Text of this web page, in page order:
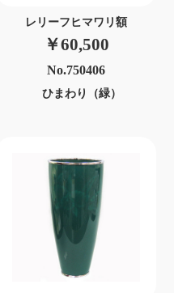
レリーフヒマワリ額
￥60,500
No.750406
ひまわり（緑）